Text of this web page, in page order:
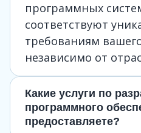
программных
соответствуют
требованиям
независимо от
Какие услуги по
программного
предоставляете?